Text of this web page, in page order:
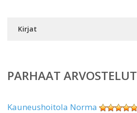
Kirjat
PARHAAT ARVOSTELUT
Kauneushoitola Norma